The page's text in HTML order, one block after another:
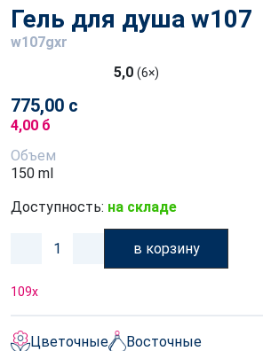
Гель для душа w107
w107gxr
5,0 (6×)
775,00 с
4,00 б
Объем
150 ml
Доступность: на складе
в корзину
109x
Цветочные Восточные